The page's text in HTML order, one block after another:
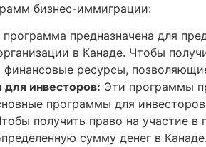
бизнес-иммиграции:
программа предназначена для
в Канаде. Чтобы
финансовые ресурсы,
инвесторов: Эти программы
программы для
получить право на участие
сумму денег в Канаде.